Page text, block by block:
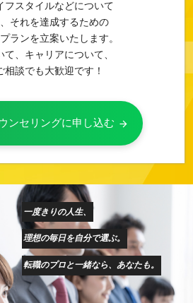
フスタイルなどについて
それを達成するための
ランを立案いたします。
て、キャリアについて、
相談でも大歓迎です！
ンセリングに申し込む arrow_forward
一度きりの人生、
理想の毎日を自分で選ぶ。
転職のプロと一緒なら、あなたも。